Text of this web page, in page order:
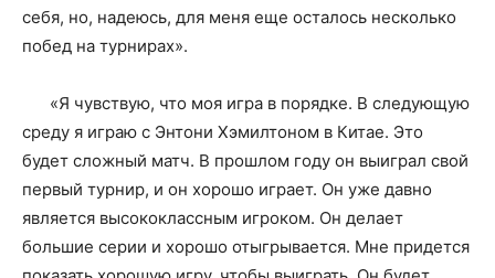
себя, но, надеюсь, для меня еще осталось несколько
побед на турнирах».
«Я чувствую, что моя игра в порядке. В следующую
среду я играю с Энтони Хэмилтоном в Китае. Это
будет сложный матч. В прошлом году он выиграл свой
первый турнир, и он хорошо играет. Он уже давно
является высококлассным игроком. Он делает
большие серии и хорошо отыгрывается. Мне придется